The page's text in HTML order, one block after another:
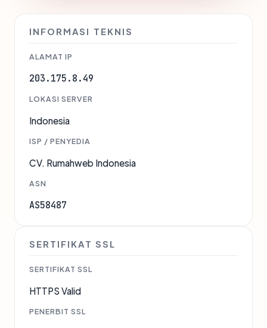
INFORMASI TEKNIS
ALAMAT IP
203.175.8.49
LOKASI SERVER
Indonesia
ISP / PENYEDIA
CV. Rumahweb Indonesia
ASN
AS58487
SERTIFIKAT SSL
SERTIFIKAT SSL
HTTPS Valid
PENERBIT SSL